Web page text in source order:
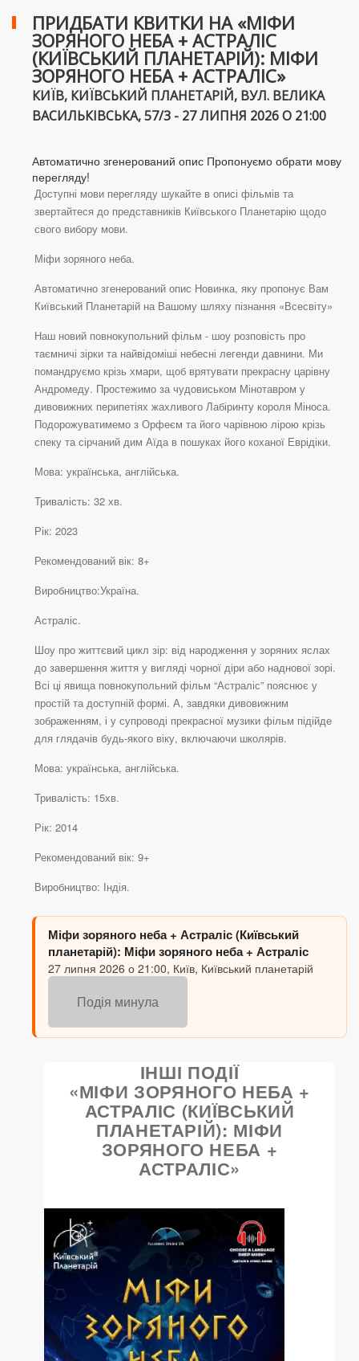
ПРИДБАТИ КВИТКИ НА «МІФИ
ЗОРЯНОГО НЕБА + АСТРАЛІС
(КИЇВСЬКИЙ ПЛАНЕТАРІЙ): МІФИ
ЗОРЯНОГО НЕБА + АСТРАЛІС»
КИЇВ, КИЇВСЬКИЙ ПЛАНЕТАРІЙ, ВУЛ. ВЕЛИКА
ВАСИЛЬКІВСЬКА, 57/3 - 27 ЛИПНЯ 2026 О 21:00
Автоматично згенерований опис Пропонуємо обрати мову
перегляду!
Доступні мови перегляду шукайте в описі фільмів та
звертайтеся до представників Київського Планетарію щодо
свого вибору мови.
Міфи зоряного неба.
Автоматично згенерований опис Новинка, яку пропонує Вам
Київський Планетарій на Вашому шляху пізнання «Всесвіту»
Наш новий повнокупольний фільм - шоу розповість про
таємничі зірки та найвідоміші небесні легенди давнини. Ми
помандруємо крізь хмари, щоб врятувати прекрасну царівну
Андромеду. Простежимо за чудовиськом Мінотавром у
дивовижних перипетіях жахливого Лабіринту короля Міноса.
Подорожуватимемо з Орфеєм та його чарівною лірою крізь
спеку та сірчаний дим Аїда в пошуках його коханої Еврідіки.
Мова: українська, англійська.
Тривалість: 32 хв.
Рік: 2023
Рекомендований вік: 8+
Виробництво:Україна.
Астраліс.
Шоу про життєвий цикл зір: від народження у зоряних яслах
до завершення життя у вигляді чорної діри або наднової зорі.
Всі ці явища повнокупольний фільм “Астраліс” пояснює у
простій та доступній формі. А, завдяки дивовижним
зображенням, і у супроводі прекрасної музики фільм підійде
для глядачів будь-якого віку, включаючи школярів.
Мова: українська, англійська.
Тривалість: 15хв.
Рік: 2014
Рекомендований вік: 9+
Виробництво: Індія.
Міфи зоряного неба + Астраліс (Київський
планетарій): Міфи зоряного неба + Астраліс
27 липня 2026 о 21:00, Київ, Київський планетарій
Подія минула
ІНШІ ПОДІЇ
«МІФИ ЗОРЯНОГО НЕБА +
АСТРАЛІС (КИЇВСЬКИЙ
ПЛАНЕТАРІЙ): МІФИ
ЗОРЯНОГО НЕБА +
АСТРАЛІС»